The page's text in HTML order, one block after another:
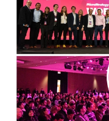
potenciada con
diferencial a tu
nuevas
promoviendo un
Strategy World
empresas,
objetivo en